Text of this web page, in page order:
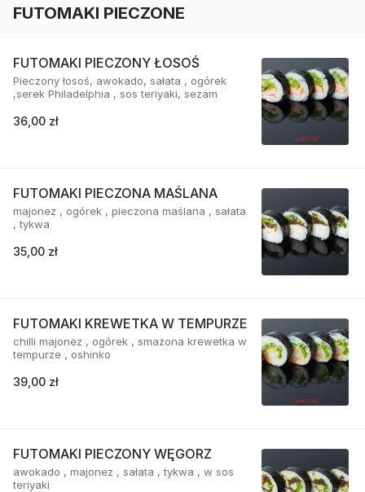
FUTOMAKI PIECZONE
FUTOMAKI PIECZONY ŁOSOŚ
Pieczony łosoś, awokado, sałata , ogórek
,serek Philadelphia , sos teriyaki, sezam
36,00 zł
FUTOMAKI PIECZONA MAŚLANA
majonez , ogórek , pieczona maślana , sałata
, tykwa
35,00 zł
FUTOMAKI KREWETKA W TEMPURZE
chilli majonez , ogórek , smażona krewetka w
tempurze , oshinko
39,00 zł
FUTOMAKI PIECZONY WĘGORZ
awokado , majonez , sałata , tykwa , w sos
teriyaki